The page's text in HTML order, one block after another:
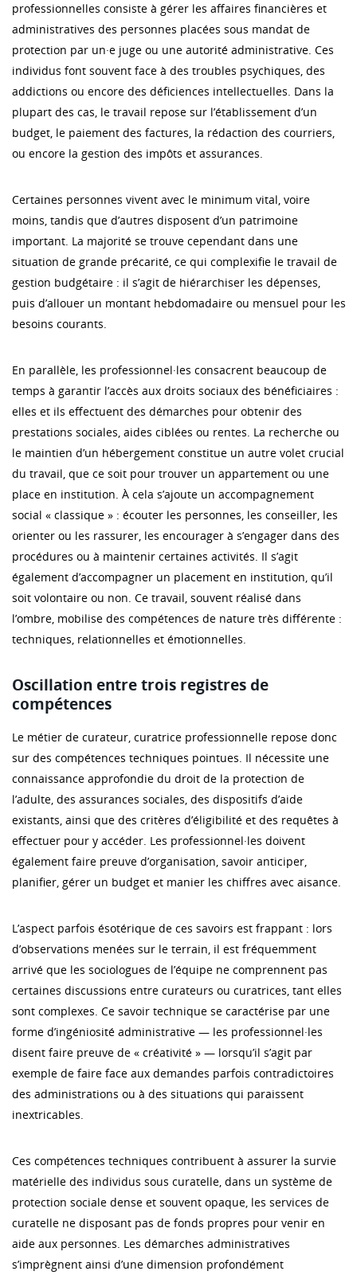
professionnelles consiste à gérer les affaires financières et
administratives des personnes placées sous mandat de
protection par un·e juge ou une autorité administrative. Ces
individus font souvent face à des troubles psychiques, des
addictions ou encore des déficiences intellectuelles. Dans la
plupart des cas, le travail repose sur l’établissement d’un
budget, le paiement des factures, la rédaction des courriers,
ou encore la gestion des impôts et assurances.
Certaines personnes vivent avec le minimum vital, voire
moins, tandis que d’autres disposent d’un patrimoine
important. La majorité se trouve cependant dans une
situation de grande précarité, ce qui complexifie le travail de
gestion budgétaire : il s’agit de hiérarchiser les dépenses,
puis d’allouer un montant hebdomadaire ou mensuel pour les
besoins courants.
En parallèle, les professionnel·les consacrent beaucoup de
temps à garantir l’accès aux droits sociaux des bénéficiaires :
elles et ils effectuent des démarches pour obtenir des
prestations sociales, aides ciblées ou rentes. La recherche ou
le maintien d’un hébergement constitue un autre volet crucial
du travail, que ce soit pour trouver un appartement ou une
place en institution. À cela s’ajoute un accompagnement
social « classique » : écouter les personnes, les conseiller, les
orienter ou les rassurer, les encourager à s’engager dans des
procédures ou à maintenir certaines activités. Il s’agit
également d’accompagner un placement en institution, qu’il
soit volontaire ou non. Ce travail, souvent réalisé dans
l’ombre, mobilise des compétences de nature très différente :
techniques, relationnelles et émotionnelles.
Oscillation entre trois registres de
compétences
Le métier de curateur, curatrice professionnelle repose donc
sur des compétences techniques pointues. Il nécessite une
connaissance approfondie du droit de la protection de
l’adulte, des assurances sociales, des dispositifs d’aide
existants, ainsi que des critères d’éligibilité et des requêtes à
effectuer pour y accéder. Les professionnel·les doivent
également faire preuve d’organisation, savoir anticiper,
planifier, gérer un budget et manier les chiffres avec aisance.
L’aspect parfois ésotérique de ces savoirs est frappant : lors
d’observations menées sur le terrain, il est fréquemment
arrivé que les sociologues de l’équipe ne comprennent pas
certaines discussions entre curateurs ou curatrices, tant elles
sont complexes. Ce savoir technique se caractérise par une
forme d’ingéniosité administrative — les professionnel·les
disent faire preuve de « créativité » — lorsqu’il s’agit par
exemple de faire face aux demandes parfois contradictoires
des administrations ou à des situations qui paraissent
inextricables.
Ces compétences techniques contribuent à assurer la survie
matérielle des individus sous curatelle, dans un système de
protection sociale dense et souvent opaque, les services de
curatelle ne disposant pas de fonds propres pour venir en
aide aux personnes. Les démarches administratives
s’imprègnent ainsi d’une dimension profondément